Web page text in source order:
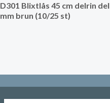
D301 Blixtlås 45 cm delrin
mm brun (10/25 st)